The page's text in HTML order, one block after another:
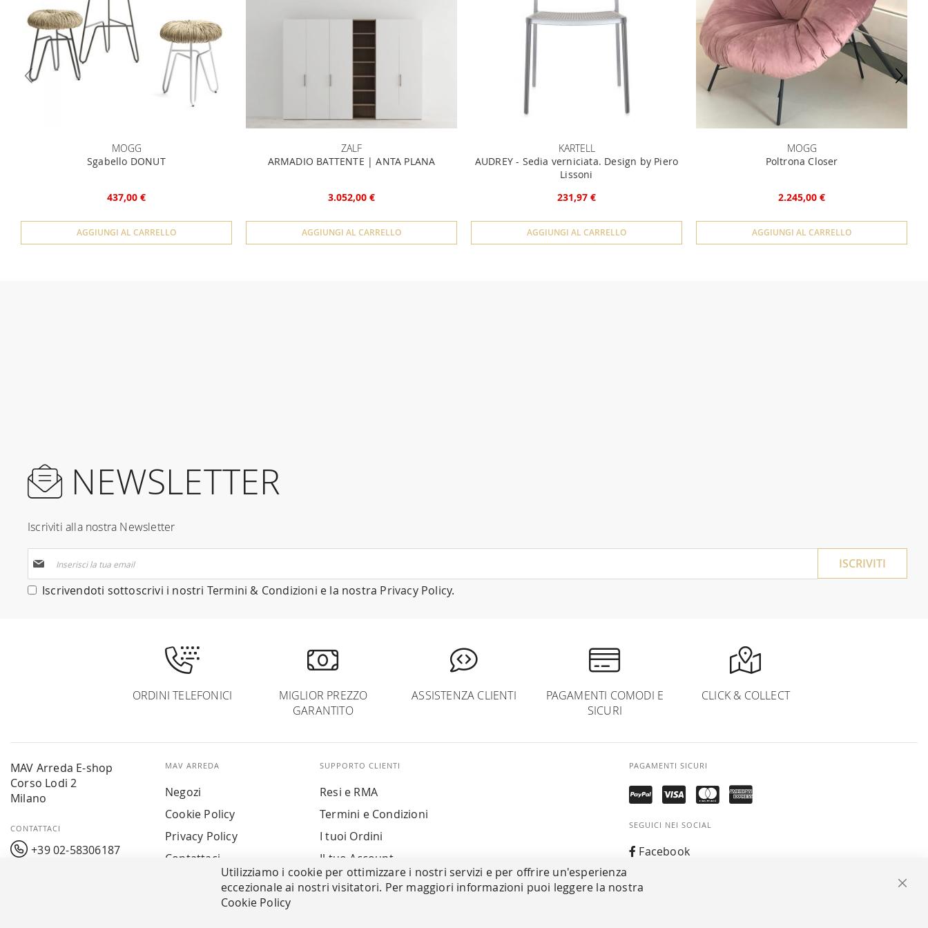
MOGG
Sgabello DONUT
437,00 €
AGGIUNGI AL CARRELLO
ZALF
ARMADIO BATTENTE | ANTA PLANA
3.052,00 €
AGGIUNGI AL CARRELLO
KARTELL
AUDREY - Sedia verniciata. Design by Piero
Lissoni
231,97 €
AGGIUNGI AL CARRELLO
MOGG
Poltrona Closer
2.245,00 €
AGGIUNGI AL CARRELLO
NEWSLETTER
Iscriviti alla nostra Newsletter
alla
nostra
Iscrivendoti sottoscrivi i nostri Termini & Condizioni e la nostra Privacy Policy.
ISCRIVITI
ORDINI TELEFONICI
MIGLIOR PREZZO
GARANTITO
ASSISTENZA CLIENTI
PAGAMENTI COMODI E
SICURI
CLICK & COLLECT
MAV Arreda E-shop
Corso Lodi 2
Milano
CONTATTACI
+39 02-58306187
MAV ARREDA
Negozi
Cookie Policy
Privacy Policy
Contattaci
SUPPORTO CLIENTI
Resi e RMA
Termini e Condizioni
I tuoi Ordini
Il tuo Account
PAGAMENTI SICURI
SEGUICI NEI SOCIAL
Facebook
Whatsapp
Utilizziamo i cookie per ottimizzare i nostri servizi e per offrire un'esperienza
eccezionale ai nostri visitatori. Per maggiori informazioni puoi leggere la nostra
Cookie Policy